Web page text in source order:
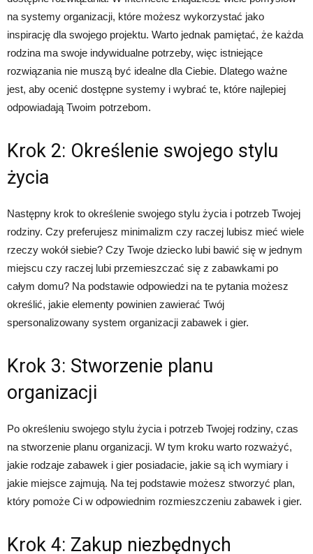
na systemy organizacji, które możesz wykorzystać jako
inspirację dla swojego projektu. Warto jednak pamiętać, że każda
rodzina ma swoje indywidualne potrzeby, więc istniejące
rozwiązania nie muszą być idealne dla Ciebie. Dlatego ważne
jest, aby ocenić dostępne systemy i wybrać te, które najlepiej
odpowiadają Twoim potrzebom.
Krok 2: Określenie swojego stylu
życia
Następny krok to określenie swojego stylu życia i potrzeb Twojej
rodziny. Czy preferujesz minimalizm czy raczej lubisz mieć wiele
rzeczy wokół siebie? Czy Twoje dziecko lubi bawić się w jednym
miejscu czy raczej lubi przemieszczać się z zabawkami po
całym domu? Na podstawie odpowiedzi na te pytania możesz
określić, jakie elementy powinien zawierać Twój
spersonalizowany system organizacji zabawek i gier.
Krok 3: Stworzenie planu
organizacji
Po określeniu swojego stylu życia i potrzeb Twojej rodziny, czas
na stworzenie planu organizacji. W tym kroku warto rozważyć,
jakie rodzaje zabawek i gier posiadacie, jakie są ich wymiary i
jakie miejsce zajmują. Na tej podstawie możesz stworzyć plan,
który pomoże Ci w odpowiednim rozmieszczeniu zabawek i gier.
Krok 4: Zakup niezbędnych